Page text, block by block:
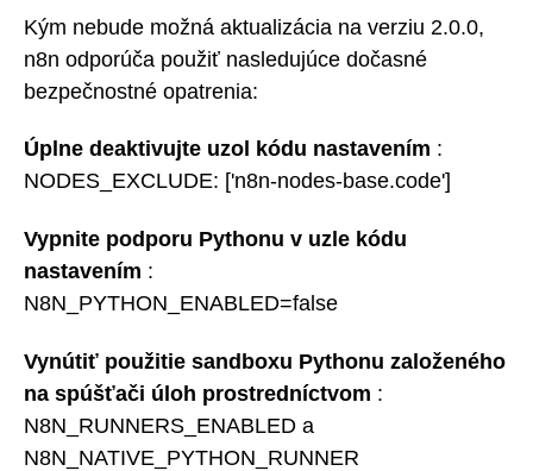
Kým nebude možná aktualizácia na verziu 2.0.0,
n8n odporúča použiť nasledujúce dočasné
bezpečnostné opatrenia:
Úplne deaktivujte uzol kódu nastavením :
NODES_EXCLUDE: ['n8n-nodes-base.code']
Vypnite podporu Pythonu v uzle kódu
nastavením :
N8N_PYTHON_ENABLED=false
Vynútiť použitie sandboxu Pythonu založeného
na spúšťači úloh prostredníctvom :
N8N_RUNNERS_ENABLED a
N8N_NATIVE_PYTHON_RUNNER